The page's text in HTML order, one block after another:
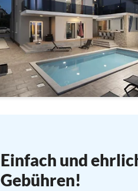
Einfach und
Gebühren!